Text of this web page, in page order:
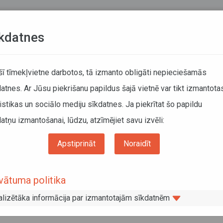
aklās zonas apzīmēšanas prasības Francijā spēkā no 2021. gada 1.
(palildināts 08.01.2021)
aklās zonas
Francijā spēkā no 2021. gada 1.
tīmekļvietne darbotos, tā izmanto obligāti nepieciešamās
Ar Jūsu piekrišanu papildus šajā vietnē var tikt
un sociālo mediju sīkdatnes. Ja piekrītat šo papildu
izmantošanai, lūdzu, atzīmējiet savu izvēli:
Apstiprināt Noraidīt
politika
informācija par izmantotajām sīkdatnēm